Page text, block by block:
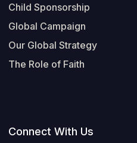
Child Sponsorship
Global Campaign
Our Global Strategy
The Role of Faith
Connect With Us